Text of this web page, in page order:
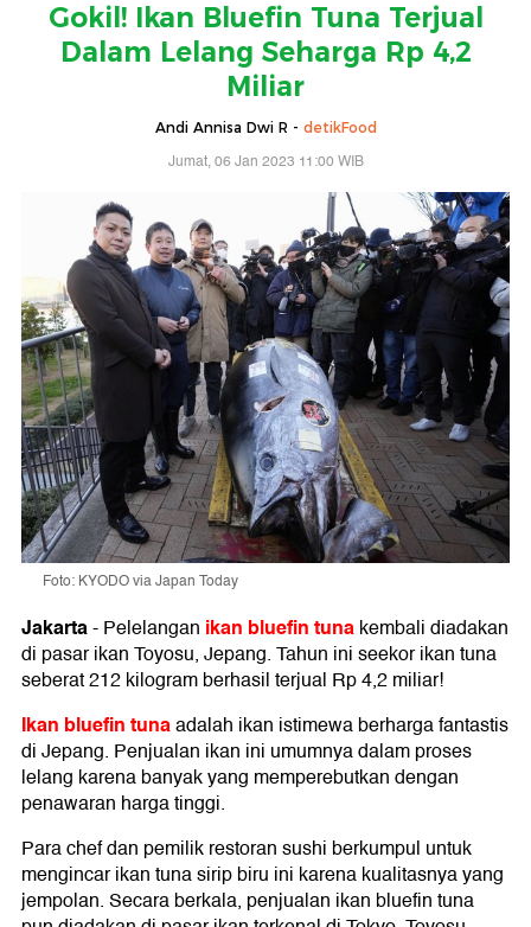
Gokil! Ikan Bluefin Tuna Terjual
Dalam Lelang Seharga Rp 4,2
Miliar
Andi Annisa Dwi R - detikFood
Jumat, 06 Jan 2023 11:00 WIB
Foto: KYODO via Japan Today
Jakarta-Pelelangan ikan bluefin tunakembali diadakan
di pasar ikan Toyosu, Jepang. Tahun ini seekor ikan tuna
seberat 212 kilogram berhasil terjual Rp 4,2 miliar!
Ikan bluefin tunaadalah ikan istimewa berharga fantastis
di Jepang. Penjualan ikan ini umumnya dalam proses
lelang karena banyak yang memperebutkan dengan
penawaran harga tinggi.
Para chef dan pemilik restoran sushi berkumpul untuk
mengincar ikan tuna sirip biru ini karena kualitasnya yang
jempolan. Secara berkala, penjualan ikan bluefin tuna